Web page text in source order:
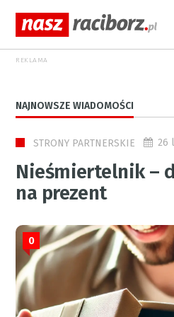
REKLAMA
NAJNOWSZE WIADOMOŚCI
STRONY PARTNERSKIE 26
Nieśmiertelnik –
na prezent
0